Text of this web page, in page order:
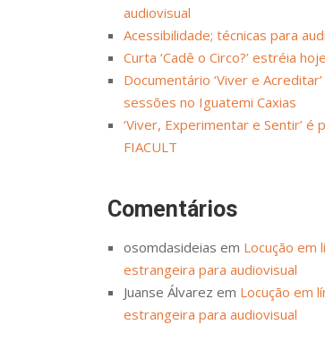
audiovisual
Acessibilidade; técnicas para
Curta ‘Cadê o Circo?’ estréia
Documentário ‘Viver e
sessões no Iguatemi Caxias
‘Viver, Experimentar e Sentir’ é
FIACULT
Comentários
osomdasideias em Locução em
estrangeira para audiovisual
Juanse Álvarez em Locução em
estrangeira para audiovisual